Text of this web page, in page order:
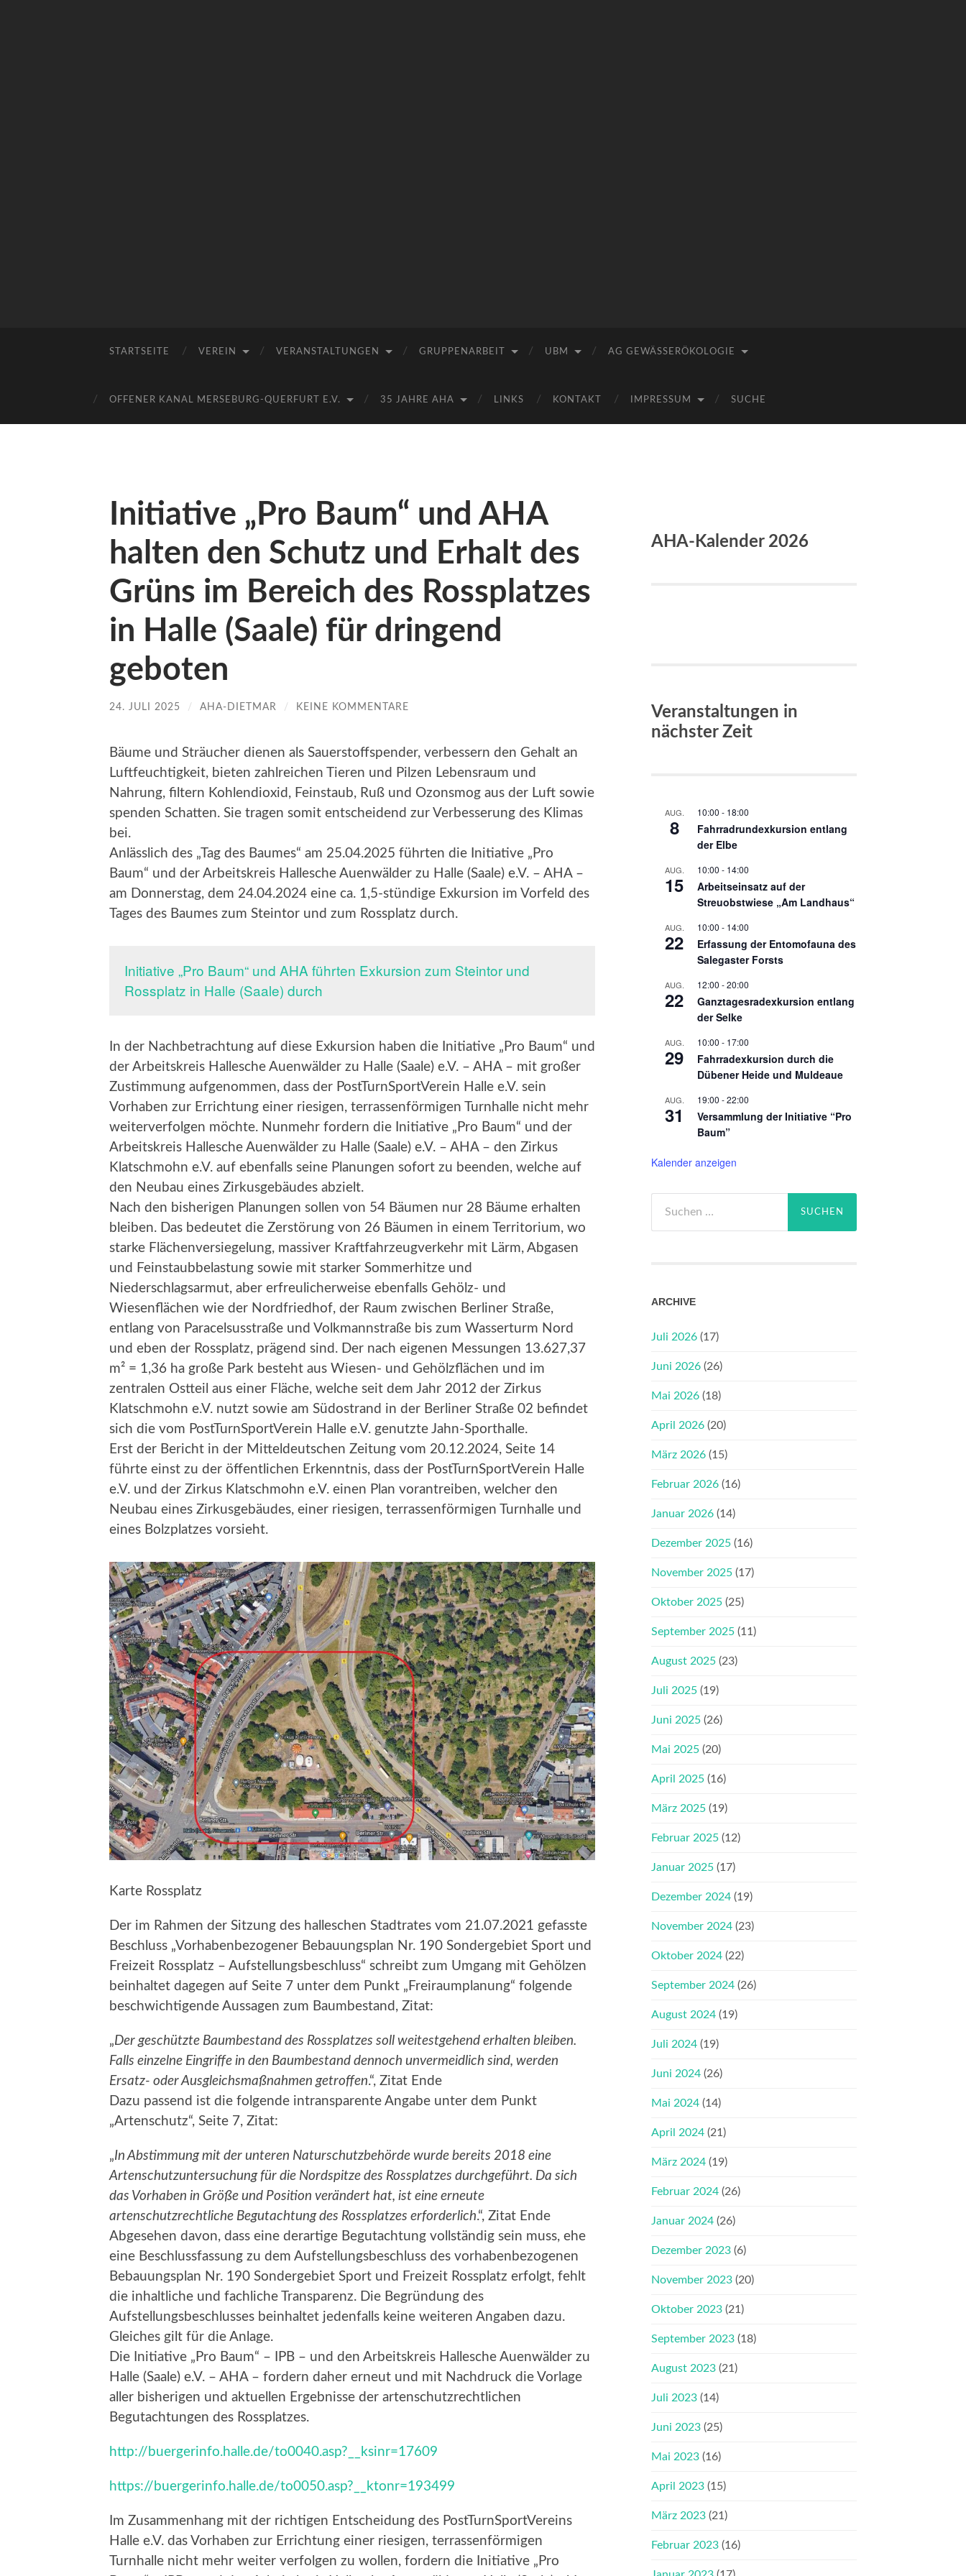
e.V.
STARTSEITE VEREIN VERANSTALTUNGEN GRUPPENARBEIT UBM AG GEWÄSSERÖKOLOGIE
OFFENER KANAL MERSEBURG-QUERFURT E.V. 35 JAHRE AHA LINKS KONTAKT IMPRESSUM SUCHE
Initiative „Pro Baum“ und AHA
halten den Schutz und Erhalt des
Grüns im Bereich des Rossplatzes
in Halle (Saale) für dringend
geboten
24. JULI 2025 / AHA-DIETMAR / KEINE KOMMENTARE
Bäume und Sträucher dienen als Sauerstoffspender, verbessern den Gehalt an
Luftfeuchtigkeit, bieten zahlreichen Tieren und Pilzen Lebensraum und
Nahrung, filtern Kohlendioxid, Feinstaub, Ruß und Ozonsmog aus der Luft sowie
spenden Schatten. Sie tragen somit entscheidend zur Verbesserung des Klimas
bei.
Anlässlich des „Tag des Baumes“ am 25.04.2025 führten die Initiative „Pro
Baum“ und der Arbeitskreis Hallesche Auenwälder zu Halle (Saale) e.V. – AHA –
am Donnerstag, dem 24.04.2024 eine ca. 1,5-stündige Exkursion im Vorfeld des
Tages des Baumes zum Steintor und zum Rossplatz durch.
Initiative „Pro Baum“ und AHA führten Exkursion zum Steintor und
Rossplatz in Halle (Saale) durch
In der Nachbetrachtung auf diese Exkursion haben die Initiative „Pro Baum“ und
der Arbeitskreis Hallesche Auenwälder zu Halle (Saale) e.V. – AHA – mit großer
Zustimmung aufgenommen, dass der PostTurnSportVerein Halle e.V. sein
Vorhaben zur Errichtung einer riesigen, terrassenförmigen Turnhalle nicht mehr
weiterverfolgen möchte. Nunmehr fordern die Initiative „Pro Baum“ und der
Arbeitskreis Hallesche Auenwälder zu Halle (Saale) e.V. – AHA – den Zirkus
Klatschmohn e.V. auf ebenfalls seine Planungen sofort zu beenden, welche auf
den Neubau eines Zirkusgebäudes abzielt.
Nach den bisherigen Planungen sollen von 54 Bäumen nur 28 Bäume erhalten
bleiben. Das bedeutet die Zerstörung von 26 Bäumen in einem Territorium, wo
starke Flächenversiegelung, massiver Kraftfahrzeugverkehr mit Lärm, Abgasen
und Feinstaubbelastung sowie mit starker Sommerhitze und
Niederschlagsarmut, aber erfreulicherweise ebenfalls Gehölz- und
Wiesenflächen wie der Nordfriedhof, der Raum zwischen Berliner Straße,
entlang von Paracelsusstraße und Volkmannstraße bis zum Wasserturm Nord
und eben der Rossplatz, prägend sind. Der nach eigenen Messungen 13.627,37
m² = 1,36 ha große Park besteht aus Wiesen- und Gehölzflächen und im
zentralen Ostteil aus einer Fläche, welche seit dem Jahr 2012 der Zirkus
Klatschmohn e.V. nutzt sowie am Südostrand in der Berliner Straße 02 befindet
sich die vom PostTurnSportVerein Halle e.V. genutzte Jahn-Sporthalle.
Erst der Bericht in der Mitteldeutschen Zeitung vom 20.12.2024, Seite 14
führte einst zu der öffentlichen Erkenntnis, dass der PostTurnSportVerein Halle
e.V. und der Zirkus Klatschmohn e.V. einen Plan vorantreiben, welcher den
Neubau eines Zirkusgebäudes, einer riesigen, terrassenförmigen Turnhalle und
eines Bolzplatzes vorsieht.
Karte Rossplatz
Der im Rahmen der Sitzung des halleschen Stadtrates vom 21.07.2021 gefasste
Beschluss „Vorhabenbezogener Bebauungsplan Nr. 190 Sondergebiet Sport und
Freizeit Rossplatz – Aufstellungsbeschluss“ schreibt zum Umgang mit Gehölzen
beinhaltet dagegen auf Seite 7 unter dem Punkt „Freiraumplanung“ folgende
beschwichtigende Aussagen zum Baumbestand, Zitat:
„Der geschützte Baumbestand des Rossplatzes soll weitestgehend erhalten bleiben.
Falls einzelne Eingriffe in den Baumbestand dennoch unvermeidlich sind, werden
Ersatz- oder Ausgleichsmaßnahmen getroffen.“, Zitat Ende
Dazu passend ist die folgende intransparente Angabe unter dem Punkt
„Artenschutz“, Seite 7, Zitat:
„In Abstimmung mit der unteren Naturschutzbehörde wurde bereits 2018 eine
Artenschutzuntersuchung für die Nordspitze des Rossplatzes durchgeführt. Da sich
das Vorhaben in Größe und Position verändert hat, ist eine erneute
artenschutzrechtliche Begutachtung des Rossplatzes erforderlich.“, Zitat Ende
Abgesehen davon, dass eine derartige Begutachtung vollständig sein muss, ehe
eine Beschlussfassung zu dem Aufstellungsbeschluss des vorhabenbezogenen
Bebauungsplan Nr. 190 Sondergebiet Sport und Freizeit Rossplatz erfolgt, fehlt
die inhaltliche und fachliche Transparenz. Die Begründung des
Aufstellungsbeschlusses beinhaltet jedenfalls keine weiteren Angaben dazu.
Gleiches gilt für die Anlage.
Die Initiative „Pro Baum“ – IPB – und den Arbeitskreis Hallesche Auenwälder zu
Halle (Saale) e.V. – AHA – fordern daher erneut und mit Nachdruck die Vorlage
aller bisherigen und aktuellen Ergebnisse der artenschutzrechtlichen
Begutachtungen des Rossplatzes.
http://buergerinfo.halle.de/to0040.asp?__ksinr=17609
https://buergerinfo.halle.de/to0050.asp?__ktonr=193499
Im Zusammenhang mit der richtigen Entscheidung des PostTurnSportVereins
Halle e.V. das Vorhaben zur Errichtung einer riesigen, terrassenförmigen
Turnhalle nicht mehr weiter verfolgen zu wollen, fordern die Initiative „Pro
AHA-Kalender 2026
Veranstaltungen in
nächster Zeit
AUG.
8
10:00 - 18:00
Fahrradrundexkursion entlang
der Elbe
AUG.
15
10:00 - 14:00
Arbeitseinsatz auf der
Streuobstwiese „Am Landhaus“
AUG.
22
10:00 - 14:00
Erfassung der Entomofauna des
Salegaster Forsts
AUG.
22
12:00 -20:00
Ganztagesradexkursion entlang
der Selke
AUG.
29
10:00 - 17:00
Fahrradexkursion durch die
Dübener Heide und Muldeaue
AUG.
31
19:00 -22:00
Versammlung der Initiative “Pro
Baum”
Kalender anzeigen
nach:
ARCHIVE
Juli 2026 (17)
Juni 2026 (26)
Mai 2026 (18)
April 2026 (20)
März 2026 (15)
Februar 2026 (16)
Januar 2026 (14)
Dezember 2025 (16)
November 2025 (17)
Oktober 2025 (25)
September 2025 (11)
August 2025 (23)
Juli 2025 (19)
Juni 2025 (26)
Mai 2025 (20)
April 2025 (16)
März 2025 (19)
Februar 2025 (12)
Januar 2025 (17)
Dezember 2024 (19)
November 2024 (23)
Oktober 2024 (22)
September 2024 (26)
August 2024 (19)
Juli 2024 (19)
Juni 2024 (26)
Mai 2024 (14)
April 2024 (21)
März 2024 (19)
Februar 2024 (26)
Januar 2024 (26)
Dezember 2023 (6)
November 2023 (20)
Oktober 2023 (21)
September 2023 (18)
August 2023 (21)
Juli 2023 (14)
Juni 2023 (25)
Mai 2023 (16)
April 2023 (15)
März 2023 (21)
Februar 2023 (16)